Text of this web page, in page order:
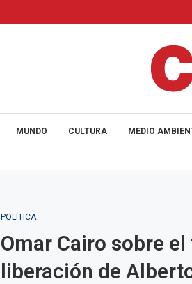
MUNDO CULTURA MEDIO
POLÍTICA
Omar Cairo sobre
liberación de